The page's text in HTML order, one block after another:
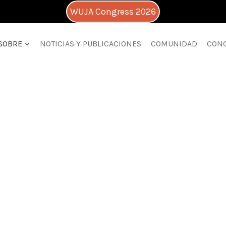
WUJA Congress 2026
NOTICIAS Y PUBLICACIONES COMUNIDAD